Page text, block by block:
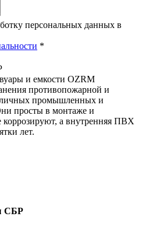
персональных данных в
*
и емкости OZRM
противопожарной и
промышленных и
просты в монтаже и
коррозируют, а внутренняя ПВХ
лет.
СБР